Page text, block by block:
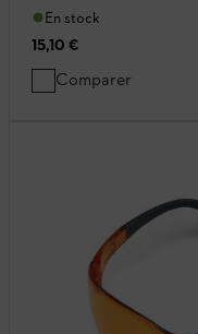
En stock
15,10 €
Comparer